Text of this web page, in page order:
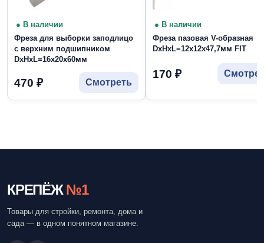
● В наличии
Фреза для выборки заподлицо
с верхним подшипником
DxHxL=16х20х60мм
470 ₽ Смотреть
● В наличии
Фреза пазовая V-образная
DxHxL=12х12х47,7мм FIT
170 ₽
КРЕПЁЖ №1
Товары для стройки, ремонта, дома и
сада — в одном понятном магазине.